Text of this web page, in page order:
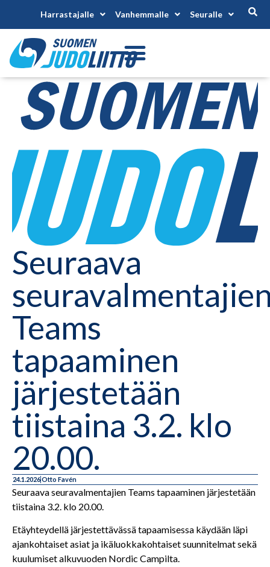
Harrastajalle Vanhemmalle Seuralle
Seuraava
Teams
tapaaminen
järjestetään
tiistaina 3.2. klo
20.00.
24.1.2026Otto Favén
Seuraava seuravalmentajien Teams tapaaminen järjestetään
tiistaina 3.2. klo 20.00.
Etäyhteydellä järjestettävässä tapaamisessa käydään läpi
ajankohtaiset asiat ja ikäluokkakohtaiset suunnitelmat sekä
kuulumiset alkuvuoden Nordic Campilta.